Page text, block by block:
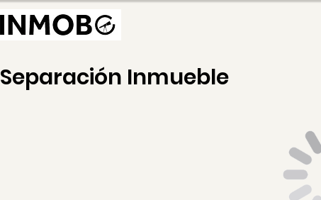
Separación Inmueble